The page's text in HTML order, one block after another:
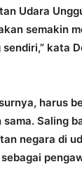
Udara
semakin
kata
harus
Saling
negara di